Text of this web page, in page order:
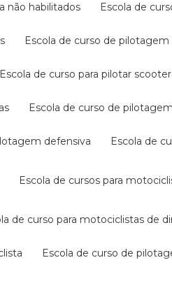
não habilitados escola de
escola de curso de
escola de curso para pilotar
escola de curso de
defensiva escola de
escola de cursos para
de curso para motociclistas de
escola de curso de